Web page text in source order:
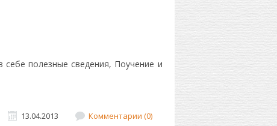
полезные сведения, Поучение и
13.04.2013 Комментарии (0)